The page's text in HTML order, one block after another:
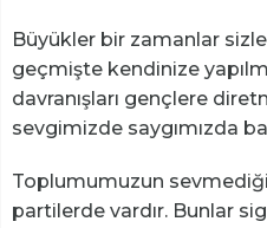
Büyükler bir zamanlar
geçmişte kendinize
davranışları gençlere
sevgimizde saygımızda
Toplumumuzun
partilerde vardır. Bunlar